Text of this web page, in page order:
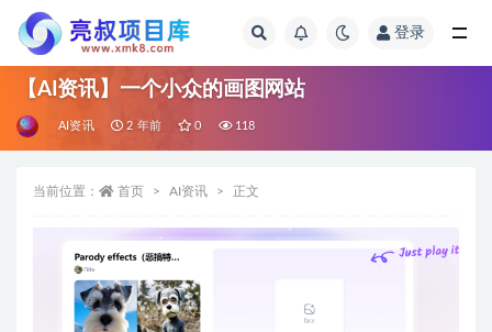
登录
【AI资讯】一个小众的画图网站
AI资讯 2 年前 0 118
当前位置： 首页 AI资讯 正文